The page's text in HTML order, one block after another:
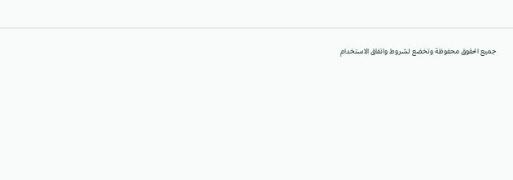
جميع الحقوق محفوظة وتخضع لشروط واتفاق الاستخدام